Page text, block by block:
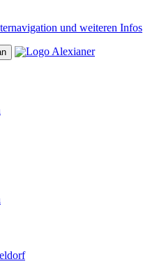
und weiteren Infos